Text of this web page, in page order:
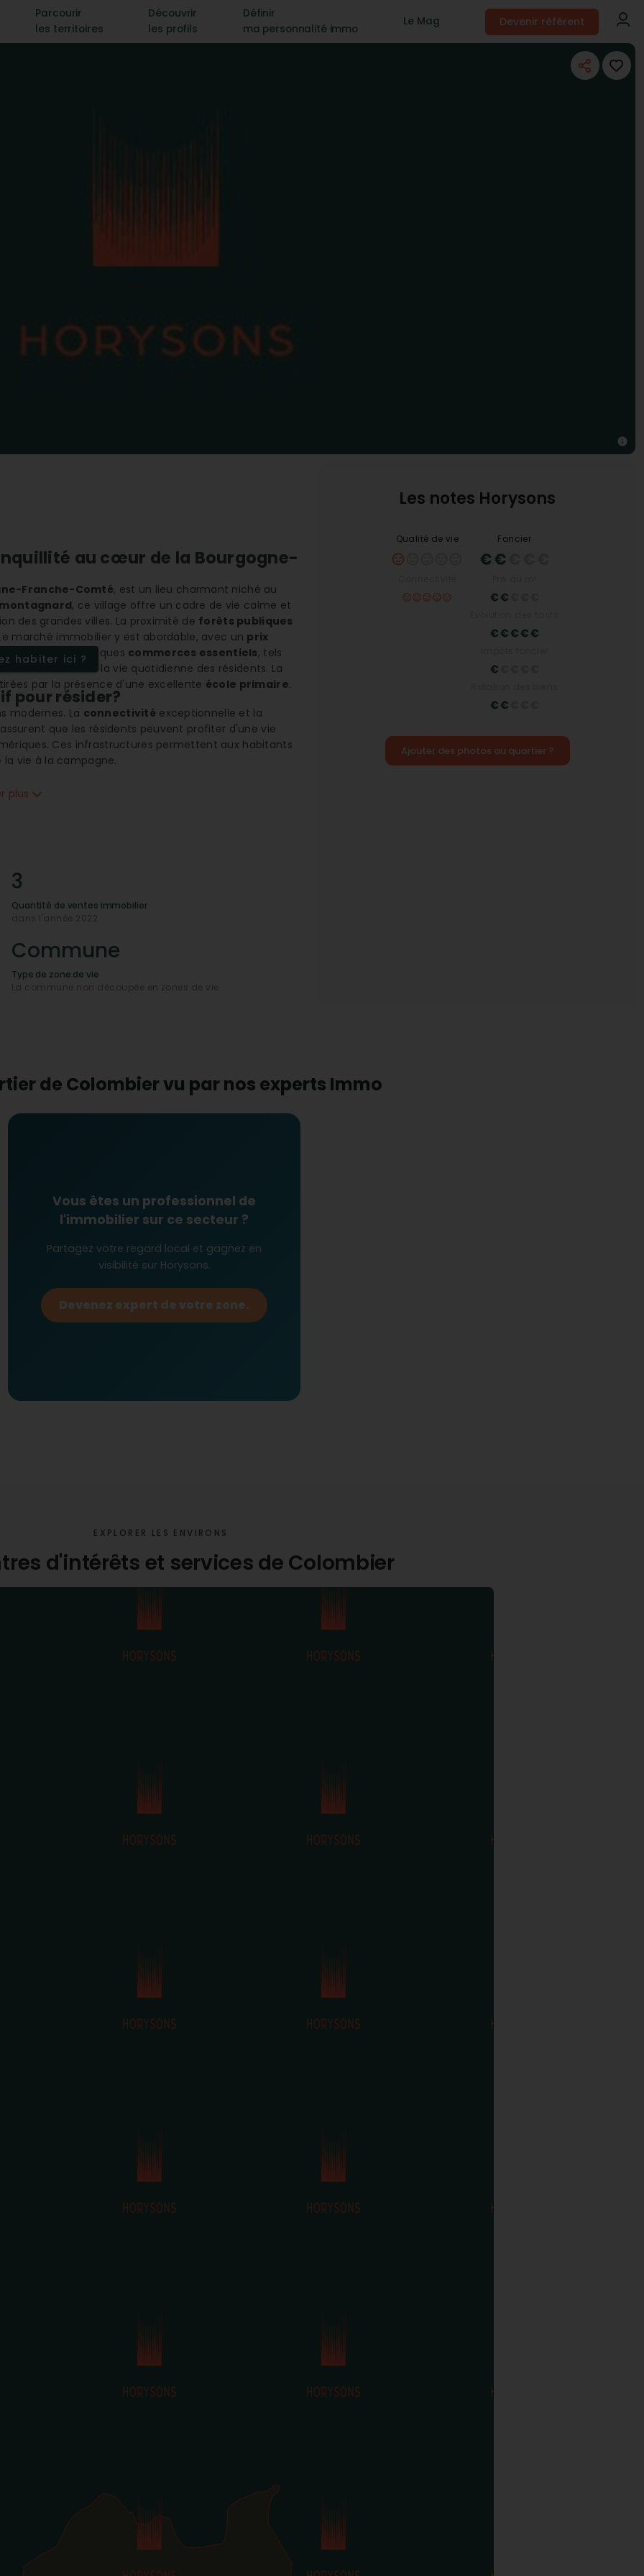
Parcourir
les territoires
Découvrir
les profils
Définir
ma personnalité immo
Le Mag Devenir référent
au cœur de la Bourgogne-
Franche-Comté, est un lieu charmant niché au
, ce village offre un cadre de vie calme et
des grandes villes. La proximité de forêts publiques
marché immobilier y est abordable, avec un prix
tranquillité. Quelques commerces essentiels, tels
local et facilitent la vie quotidienne des résidents. La
par la présence d'une excellente école primaire.
habiter ici ?
pour résider?
modernes. La connectivité exceptionnelle et la
que les résidents peuvent profiter d'une vie
Ces infrastructures permettent aux habitants
vie à la campagne.
à la découverte et à la détente en plein air. Ce cadre
la qualité de l'éducation offerte par son
locales. La présence de
de vie pratique et agréable pour les familles.
immobiliers?
pour ceux qui cherchent à investir dans une
intéressantes pour les investisseurs. Que vous
plus
3
Quantité de ventes immobilier
dans l'année 2022
Commune
Type de zone de vie
La commune non découpée en zones de vie
Les notes Horysons
Qualité de vie Foncier
Ajouter des photos au quartier ?
de Colombier vu par nos experts Immo
Vous êtes un professionnel de
l'immobilier sur ce secteur ?
Partagez votre regard local et gagnez en
visibilité sur Horysons.
Devenez expert de votre zone.
EXPLORER LES ENVIRONS
d'intérêts et services de Colombier